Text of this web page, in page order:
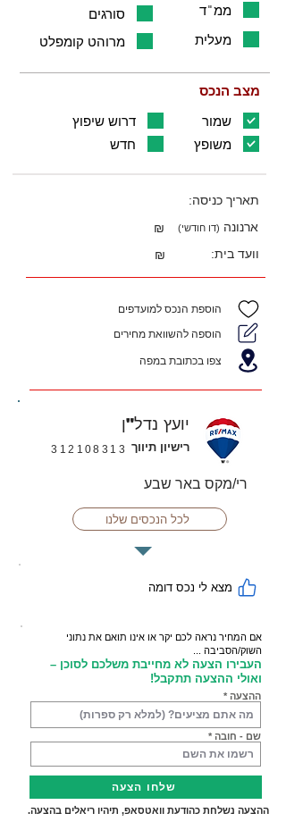
סורגים
ממ"ד
מרוהט קומפלט
מעלית
מצב הנכס
דרוש שיפוץ
שמור
חדש
משופץ
תאריך כניסה:
₪
ארנונה (דו חודשי)
₪ וועד בית:
הוספת הנכס למועדפים
הוספה להשוואת מחירים
צפו בכתובת במפה
יועץ נדל"ן
312108313 רישיון תיווך
רי/מקס באר שבע
לכל הנכסים שלנו
מצא לי נכס דומה
אם המחיר נראה לכם יקר או אינו תואם את נתוני
השוק/הסביבה ...
העבירו הצעה לא מחייבת משלכם לסוכן –
ואולי ההצעה תתקבל!
ההצעה
שם - חובה
שלחו הצעה
ההצעה נשלחת כהודעת וואטסאפ, תיהיו ריאלים בהצעה.